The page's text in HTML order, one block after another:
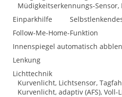
Müdigkeitserkennungs-
Einparkhilfe
Follow-Me-Home-Funktion
Innenspiegel automatisch
Lenkung
Lichttechnik
Kurvenlicht, Lichtsensor,
Kurvenlicht, adaptiv (AFS), Voll-